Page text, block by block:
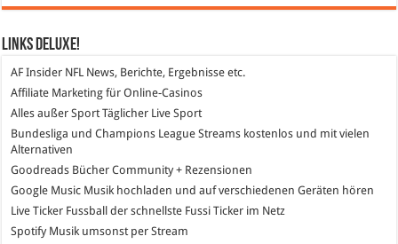
Links DeLuXe!
AF Insider NFL News, Berichte, Ergebnisse etc.
Affiliate Marketing für Online-Casinos
Alles außer SportTäglicher Live Sport
Bundesliga und Champions League Streams kostenlos und mit vielen
Alternativen
Goodreads Bücher Community + Rezensionen
Google Music Musik hochladen und auf verschiedenen Geräten hören
Live Ticker Fussball
der schnellste Fussi Ticker im Netz
SpotifyMusik umsonst per Stream